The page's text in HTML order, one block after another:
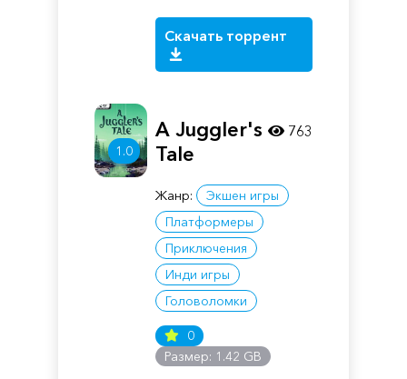
Скачать торрент
1.0
A Juggler's
Tale
Жанр:
Экшен игры
Платформеры
Приключения
Инди игры
Головоломки
0
Размер: 1.42 GB
763